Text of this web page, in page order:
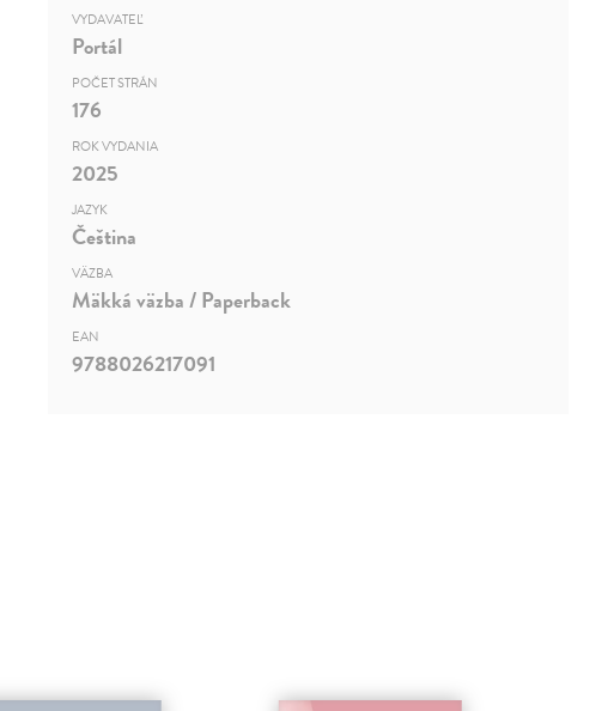
VYDAVATEĽ
Portál
POČET STRÁN
176
ROK VYDANIA
2025
JAZYK
Čeština
VÄZBA
Mäkká väzba / Paperback
EAN
9788026217091